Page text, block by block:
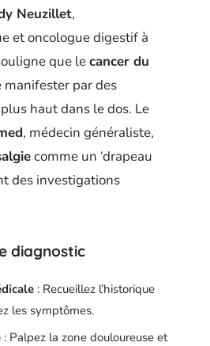
Neuzillet,
et oncologue digestif à
que lecancer du
manifester par des
haut dans le dos. Le
, médecin généraliste,
comme un ‘drapeau
des investigations
diagnostic
: Recueillez l’historique
les symptômes.
: Palpez la zone douloureuse et